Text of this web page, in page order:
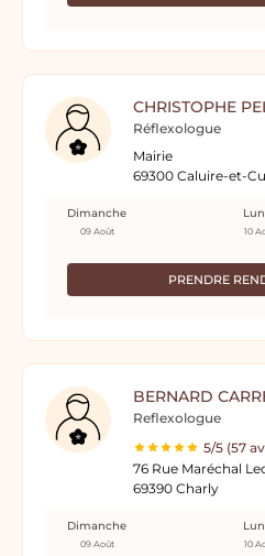
CHRISTOPHE
Réflexologue
Mairie
69300 Caluire-et-
PRENDRE
Dimanche
09 Août 10
BERNARD
Reflexologue
5/5 (57
76 Rue Maréchal
69390 Charly
Dimanche
09 Août 10